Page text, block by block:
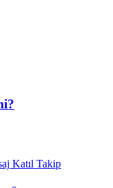
Katıl Takip